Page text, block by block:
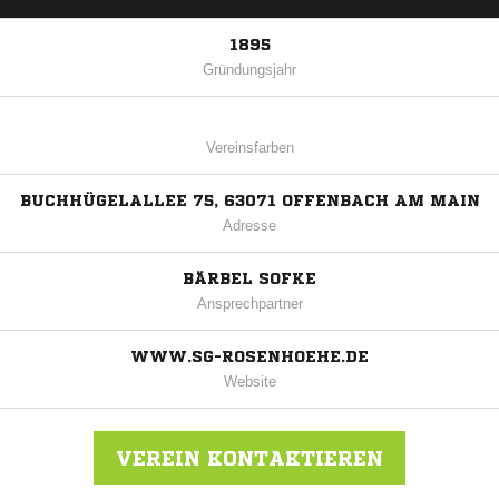
1895
Gründungsjahr
Vereinsfarben
BUCHHÜGELALLEE 75, 63071 OFFENBACH AM MAIN
Adresse
BÄRBEL SOFKE
Ansprechpartner
WWW.SG-ROSENHOEHE.DE
Website
VEREIN KONTAKTIEREN